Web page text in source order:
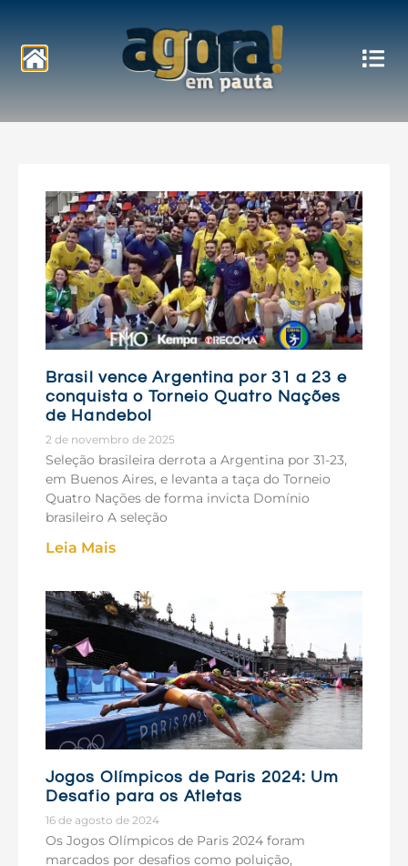
Notícias
Brasil vence Argentina por 31 a 23 e
conquista o Torneio Quatro Nações
de Handebol
2 de novembro de 2025
Seleção brasileira derrota a Argentina por 31-23,
em Buenos Aires, e levanta a taça do Torneio
Quatro Nações de forma invicta Domínio
brasileiro A seleção
Leia Mais
Jogos Olímpicos de Paris 2024: Um
Desafio para os Atletas
16 de agosto de 2024
Os Jogos Olímpicos de Paris 2024 foram
marcados por desafios como poluição,